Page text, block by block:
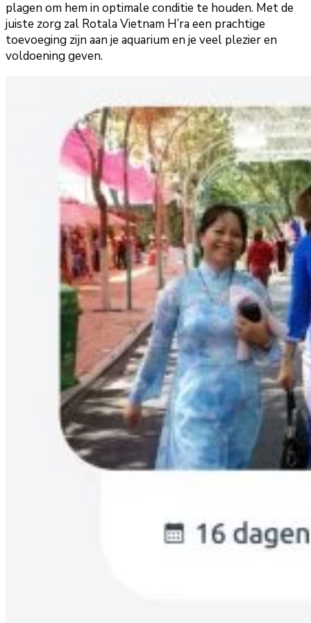
plagen om hem in optimale conditie te houden. Met de
juiste zorg zal Rotala Vietnam H’ra een prachtige
toevoeging zijn aan je aquarium en je veel plezier en
voldoening geven.